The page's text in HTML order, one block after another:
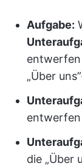
Aufgabe:
entwerfen
„Über
entwerfen
die „Über